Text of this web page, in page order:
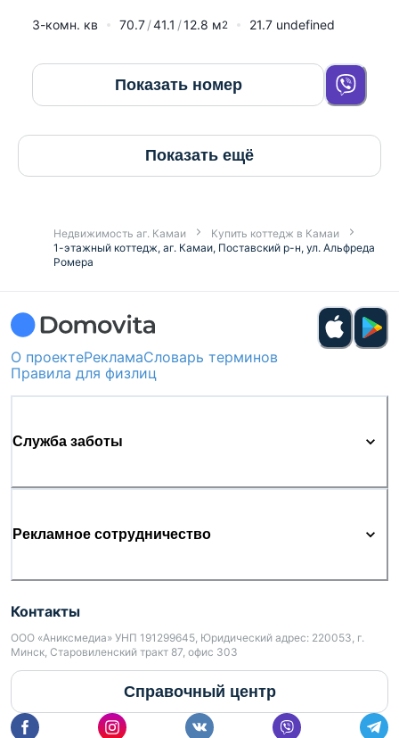
3-комн. кв 70.7 41.1 12.8 м2 21.7 undefined
Показать номер
Показать ещё
Недвижимость аг. Камаи
Купить коттедж в Камаи
1-этажный коттедж, аг. Камаи, Поставский р-н, ул. Альфреда
Ромера
О проектеРекламаСловарь терминов
Правила для физлиц
Служба заботы
Рекламное сотрудничество
Контакты
ООО «Аниксмедиа» УНП 191299645, Юридический адрес: 220053, г.
Минск, Старовиленский тракт 87, офис 303
Справочный центр